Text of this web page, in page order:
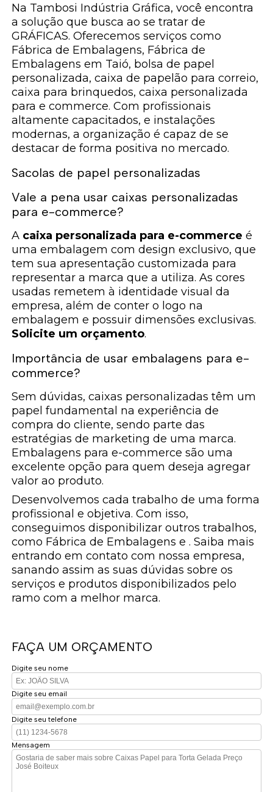
Na Tambosi Indústria Gráfica, você encontra
a solução que busca ao se tratar de
GRÁFICAS. Oferecemos serviços como
Fábrica de Embalagens, Fábrica de
Embalagens em Taió, bolsa de papel
personalizada, caixa de papelão para correio,
caixa para brinquedos, caixa personalizada
para e commerce. Com profissionais
altamente capacitados, e instalações
modernas, a organização é capaz de se
destacar de forma positiva no mercado.
Sacolas de papel personalizadas
Vale a pena usar caixas personalizadas
para e-commerce?
A caixa personalizada para e-commerce é
uma embalagem com design exclusivo, que
tem sua apresentação customizada para
representar a marca que a utiliza. As cores
usadas remetem à identidade visual da
empresa, além de conter o logo na
embalagem e possuir dimensões exclusivas.
Solicite um orçamento.
Importância de usar embalagens para e-
commerce?
Sem dúvidas, caixas personalizadas têm um
papel fundamental na experiência de
compra do cliente, sendo parte das
estratégias de marketing de uma marca.
Embalagens para e-commerce são uma
excelente opção para quem deseja agregar
valor ao produto.
Desenvolvemos cada trabalho de uma forma
profissional e objetiva. Com isso,
conseguimos disponibilizar outros trabalhos,
como Fábrica de Embalagens e . Saiba mais
entrando em contato com nossa empresa,
sanando assim as suas dúvidas sobre os
serviços e produtos disponibilizados pelo
ramo com a melhor marca.
FAÇA UM ORÇAMENTO
Digite seu nome
Digite seu email
Digite seu telefone
Mensagem